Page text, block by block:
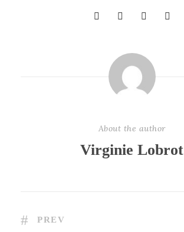
About the author
Virginie Lobrot
PREV